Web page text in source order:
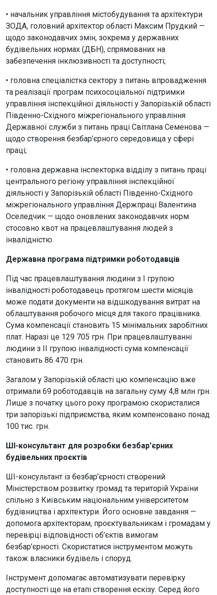
• начальник управління містобудування та архітектури
ЗОДА, головний архітектор області Максим Прудкий —
щодо законодавчих змін, зокрема у державних
будівельних нормах (ДБН), спрямованих на
забезпечення інклюзивності та доступності;
• головна спеціалістка сектору з питань впровадження
та реалізації програм психосоціальної підтримки
управління інспекційної діяльності у Запорізькій області
Південно-Східного міжрегіонального управління
Державної служби з питань праці Світлана Семенова —
щодо створення безбар’єрного середовища у сфері
праці;
• головна державна інспекторка відділу з питань праці
центрального регіону управління інспекційної
діяльності у Запорізькій області Південно-Східного
міжрегіонального управління Держпраці Валентина
Оселедчик — щодо оновлених законодавчих норм
стосовно квот на працевлаштування людей з
інвалідністю.
Державна програма підтримки роботодавців
Під час працевлаштування людини з І групою
інвалідності роботодавець протягом шести місяців
може подати документи на відшкодування витрат на
облаштування робочого місця для такого працівника.
Сума компенсації становить 15 мінімальних заробітних
плат. Наразі це 129 705 грн. При працевлаштуванні
людини з ІІ групою інвалідності сума компенсації
становить 86 470 грн.
Загалом у Запорізькій області цю компенсацію вже
отримали 69 роботодавців на загальну суму 4,8 млн грн.
Лише з початку цього року програмою скористалися
три запорізькі підприємства, яким компенсовано понад
100 тис. грн.
ШІ-консультант для розробки безбар’єрних
будівельних проєктів
ШІ-консультант із безбар’єрності створений
Міністерством розвитку громад та територій України
спільно з Київським національним університетом
будівництва і архітектури. Його основне завдання —
допомога архітекторам, проєктувальникам і громадам у
перевірці відповідності об’єктів вимогам
безбар’єрності. Скористатися інструментом можуть
також власники будівель і споруд.
Інструмент допомагає автоматизувати перевірку
доступності ще на етапі створення ескізу. Серед його